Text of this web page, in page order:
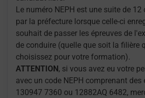
Le numéro NEPH est une suite de
par la préfecture lorsque celle-ci
souhait de passer les épreuves de
de conduire (quelle que soit la filière
choisissez pour votre formation).
ATTENTION , si vous avez eu votre
avec un code NEPH comprenant des
130947 7360 ou 12882AQ 6482,